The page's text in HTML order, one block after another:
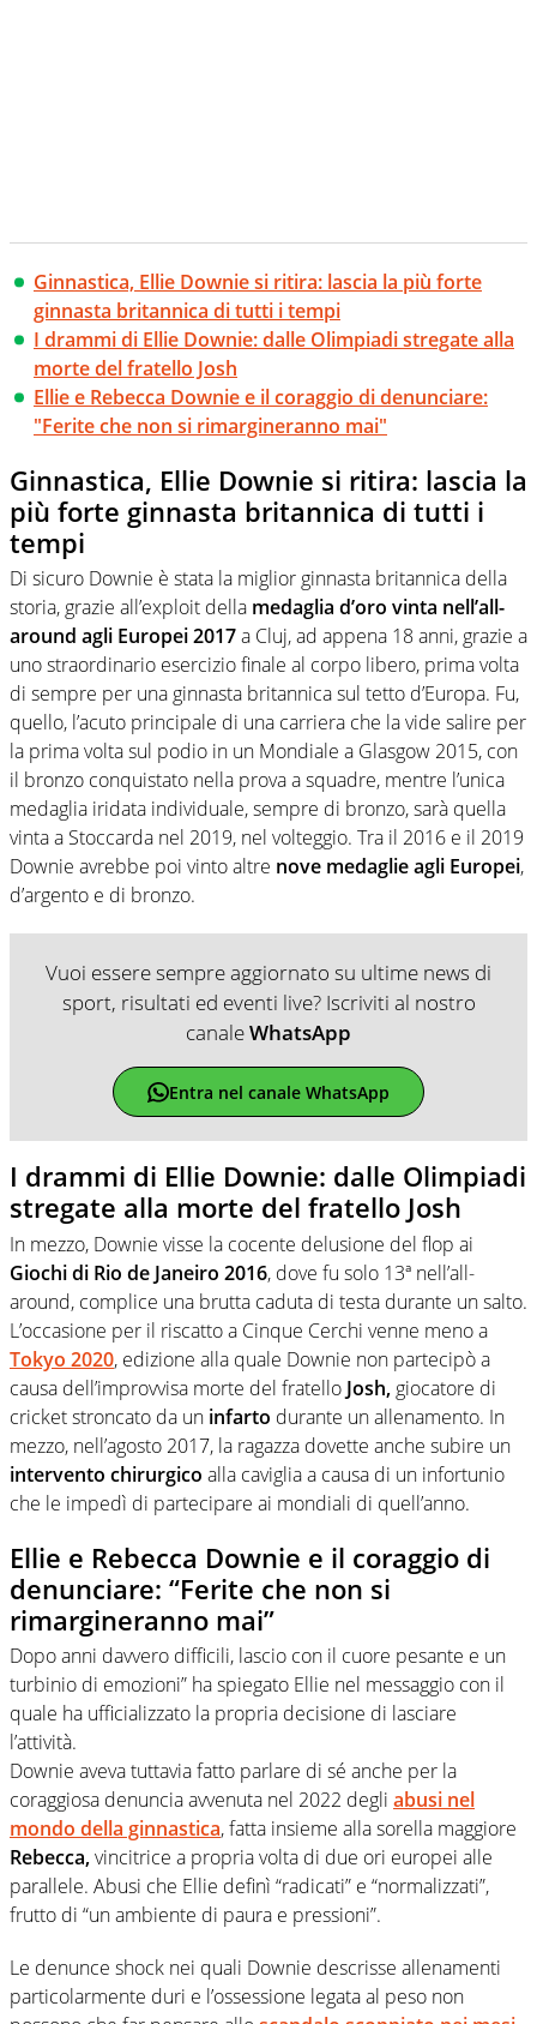
Ginnastica, Ellie Downie si ritira: lascia la più forte
ginnasta britannica di tutti i tempi
I drammi di Ellie Downie: dalle Olimpiadi stregate alla
morte del fratello Josh
Ellie e Rebecca Downie e il coraggio di denunciare:
"Ferite che non si rimargineranno mai"
Ginnastica, Ellie Downie si ritira: lascia la
più forte ginnasta britannica di tutti i
tempi
Di sicuro Downie è stata la miglior ginnasta britannica della
storia, grazie all’exploit della medaglia d’oro vinta nell’all-
around agli Europei 2017a Cluj, ad appena 18 anni, grazie a
uno straordinario esercizio finale al corpo libero, prima volta
di sempre per una ginnasta britannica sul tetto d’Europa. Fu,
quello, l’acuto principale di una carriera che la vide salire per
la prima volta sul podio in un Mondiale a Glasgow 2015, con
il bronzo conquistato nella prova a squadre, mentre l’unica
medaglia iridata individuale, sempre di bronzo, sarà quella
vinta a Stoccarda nel 2019, nel volteggio. Tra il 2016 e il 2019
Downie avrebbe poi vinto altre nove medaglie agli Europei,
d’argento e di bronzo.
Vuoi essere sempre aggiornato su ultime news di
sport, risultati ed eventi live? Iscriviti al nostro
canaleWhatsApp
Entra nel canale WhatsApp
I drammi di Ellie Downie: dalle Olimpiadi
stregate alla morte del fratello Josh
In mezzo, Downie visse la cocente delusione del flop ai
Giochi di Rio de Janeiro 2016, dove fu solo 13ª nell’all-
around, complice una brutta caduta di testa durante un salto.
L’occasione per il riscatto a Cinque Cerchi venne meno a
Tokyo 2020, edizione alla quale Downie non partecipò a
causa dell’improvvisa morte del fratello Josh, giocatore di
cricket stroncato da un infarto durante un allenamento. In
mezzo, nell’agosto 2017, la ragazza dovette anche subire un
intervento chirurgico alla caviglia a causa di un infortunio
che le impedì di partecipare ai mondiali di quell’anno.
Ellie e Rebecca Downie e il coraggio di
denunciare: “Ferite che non si
rimargineranno mai”
Dopo anni davvero difficili, lascio con il cuore pesante e un
turbinio di emozioni” ha spiegato Ellie nel messaggio con il
quale ha ufficializzato la propria decisione di lasciare
l’attività.
Downie aveva tuttavia fatto parlare di sé anche per la
coraggiosa denuncia avvenuta nel 2022 degli abusi nel
mondo della ginnastica, fatta insieme alla sorella maggiore
Rebecca,vincitrice a propria volta di due ori europei alle
parallele. Abusi che Ellie definì “radicati” e “normalizzati”,
frutto di “un ambiente di paura e pressioni”.
Le denunce shock nei quali Downie descrisse allenamenti
particolarmente duri e l’ossessione legata al peso non